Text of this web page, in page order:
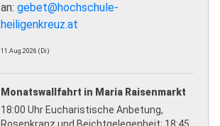
an: gebet@hochschule-
heiligenkreuz.at
11.Aug.2026 (Di)
Monatswallfahrt in Maria Raisenmarkt
18:00 Uhr Eucharistische Anbetung,